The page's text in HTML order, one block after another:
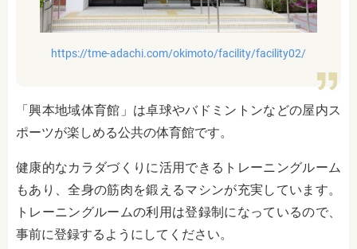
https://tme-adachi.com/okimoto/facility/facility02/
「興本地域体育館」は卓球やバドミントンなどの屋内ス
ポーツが楽しめる公共の体育館です。
健康的なカラダづくりに活用できるトレーニングルーム
もあり、全身の筋肉を鍛えるマシンが充実しています。
トレーニングルームの利用は登録制になっているので、
事前に登録するようにしてください。